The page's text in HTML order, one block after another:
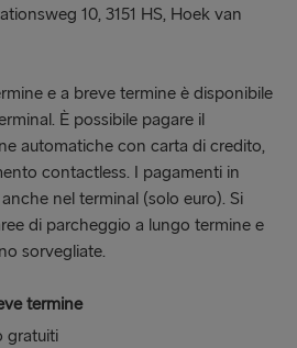
10, 3151 HS, Hoek van
e a breve termine è disponibile
È possibile pagare il
automatiche con carta di credito,
contactless. I pagamenti in
nel terminal (solo euro). Si
di parcheggio a lungo termine e
sorvegliate.
termine
gratuiti